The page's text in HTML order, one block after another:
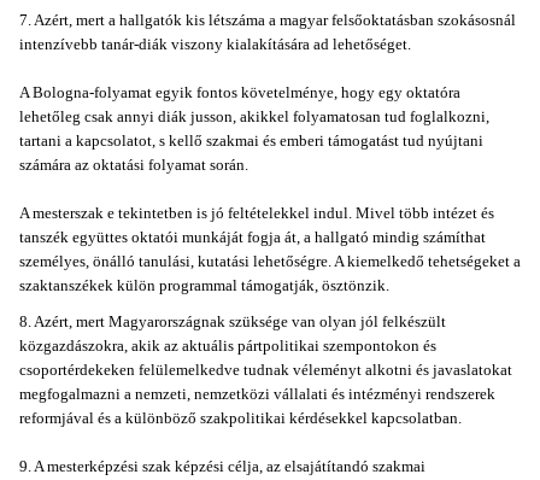
7. Azért, mert a hallgatók kis létszáma a magyar felsőoktatásban szokásosnál
intenzívebb tanár-diák viszony kialakítására ad lehetőséget.
A Bologna-folyamat egyik fontos követelménye, hogy egy oktatóra
lehetőleg csak annyi diák jusson, akikkel folyamatosan tud foglalkozni,
tartani a kapcsolatot, s kellő szakmai és emberi támogatást tud nyújtani
számára az oktatási folyamat során.
A mesterszak e tekintetben is jó feltételekkel indul. Mivel több intézet és
tanszék együttes oktatói munkáját fogja át, a hallgató mindig számíthat
személyes, önálló tanulási, kutatási lehetőségre. A kiemelkedő tehetségeket a
szaktanszékek külön programmal támogatják, ösztönzik.
8. Azért, mert Magyarországnak szüksége van olyan jól felkészült
közgazdászokra, akik az aktuális pártpolitikai szempontokon és
csoportérdekeken felülemelkedve tudnak véleményt alkotni és javaslatokat
megfogalmazni a nemzeti, nemzetközi vállalati és intézményi rendszerek
reformjával és a különböző szakpolitikai kérdésekkel kapcsolatban.
9. A mesterképzési szak képzési célja, az elsajátítandó szakmai